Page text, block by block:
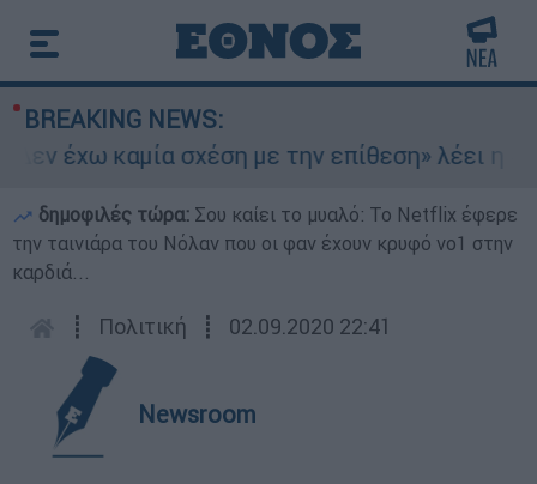
BREAKING NEWS:
έχω καμία σχέση με την επίθεση» λέει η
δημοφιλές τώρα: Σου καίει το μυαλό: Το Netflix έφερε
την ταινιάρα του Νόλαν που οι φαν έχουν κρυφό νο1 στην
καρδιά...
┋ Πολιτική ┋ 02.09.2020 22:41
Newsroom